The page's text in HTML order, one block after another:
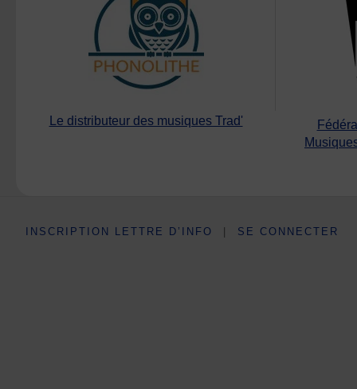
Le distributeur des musiques Trad'
INSCRIPTION LETTRE D’INFO | SE CONNECTER